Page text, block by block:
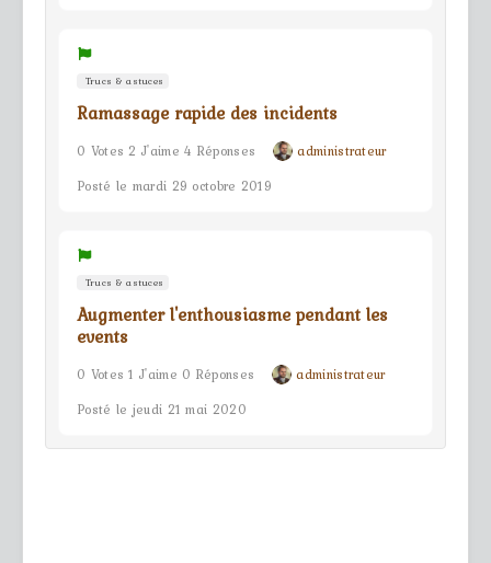
Trucs & astuces
Ramassage rapide des incidents
0 Votes 2 J'aime 4 Réponses
administrateur
Posté le mardi 29 octobre 2019
Trucs & astuces
Augmenter l'enthousiasme pendant les
events
0 Votes 1 J'aime 0 Réponses
administrateur
Posté le jeudi 21 mai 2020